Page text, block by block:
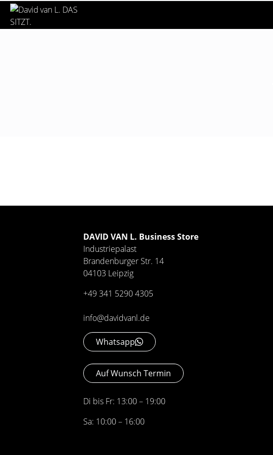
DAVID VAN L. Business Store
Industriepalast
Brandenburger Str. 14
04103 Leipzig
+49 341 5290 4305
info@davidvanl.de
Whatsapp
Auf Wunsch Termin
Di bis Fr: 13:00 – 19:00
Sa: 10:00 – 16:00